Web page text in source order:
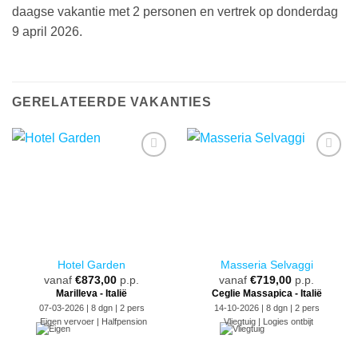
daagse vakantie met 2 personen en vertrek op donderdag
9 april 2026.
GERELATEERDE VAKANTIES
Hotel Garden
vanaf €873,00 p.p.
Marilleva - Italië
07-03-2026 | 8 dgn | 2 pers
Eigen vervoer | Halfpension
Masseria Selvaggi
vanaf €719,00 p.p.
Ceglie Massapica - Italië
14-10-2026 | 8 dgn | 2 pers
Vliegtuig | Logies ontbijt